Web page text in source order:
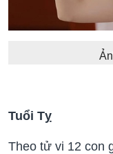
Tuổi Tỵ
Theo tử vi 12 con